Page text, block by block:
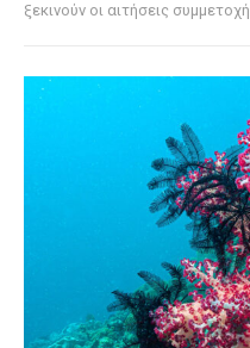
ξεκινούν οι αιτήσεις